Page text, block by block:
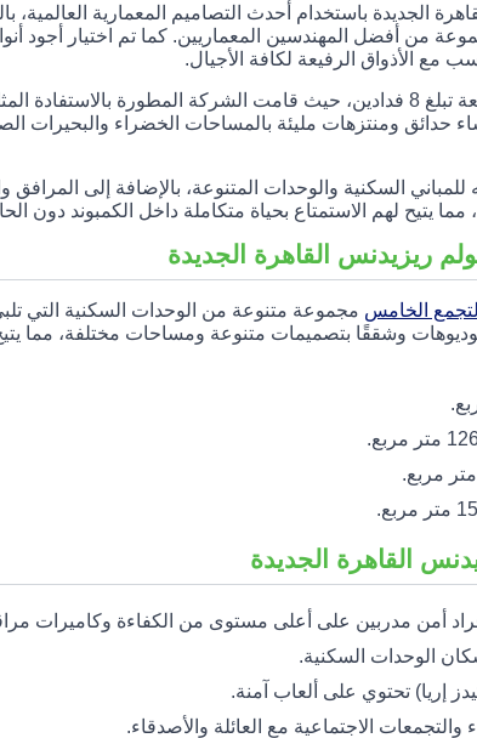
الجديدة باستخدام أحدث التصاميم المعمارية العالمية،
من أفضل المهندسين المعماريين. كما تم اختيار أجود
مع الأذواق الرفيعة لكافة الأجيال.
يمتد المشروع على مساحة شاسعة تبلغ 8 فدادين، حيث قامت الشركة المطورة
حدائق ومنتزهات مليئة بالمساحات الخضراء والبحيرات
السكنية والوحدات المتنوعة، بالإضافة إلى المرافق
مما يتيح لهم الاستمتاع بحياة متكاملة داخل الكمبوند دون
ريزيدنس القاهرة الجديدة
التجمع الخامس مجموعة متنوعة من الوحدات السكنية التي
وشققًا بتصميمات متنوعة ومساحات مختلفة، مما
القاهرة الجديدة
أمن مدربين على أعلى مستوى من الكفاءة وكاميرات
الوحدات السكنية.
إريا) تحتوي على ألعاب آمنة.
الاجتماعية مع العائلة والأصدقاء.